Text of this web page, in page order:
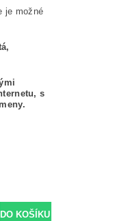
je možné
s